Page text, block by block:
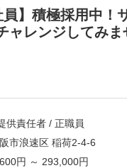
】積極採用中
ャレンジしてみま
供責任者 / 正職員
市浪速区 稲荷2-4-6
円 ～ 293,000円